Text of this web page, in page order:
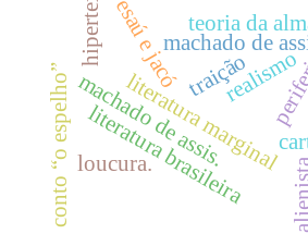
realismo
machado de
esaú e jacó
literatura marginal
traição
machado de assis.
literatura brasileira
conto “o espelho”
teoria da
loucura.